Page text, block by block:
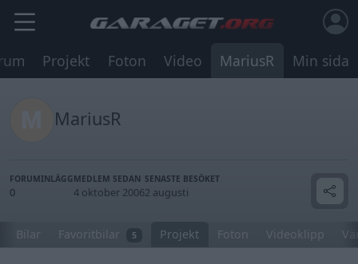
Projekt Foton Video MariusR Min sida
MariusR
FORUMINLÄGG
0
MEDLEM SEDAN
4 oktober 2006
SENASTE BESÖKET
2 augusti
Bilar Favoritbilar 5 Projekt Foton Videoklipp